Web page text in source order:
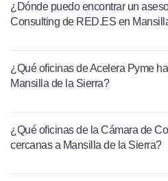
¿Dónde puedo encontrar un
Consulting de RED.ES en
¿Qué oficinas de Acelera Pyme
Mansilla de la Sierra?
¿Qué oficinas de la Cámara de
cercanas a Mansilla de la Sierra?